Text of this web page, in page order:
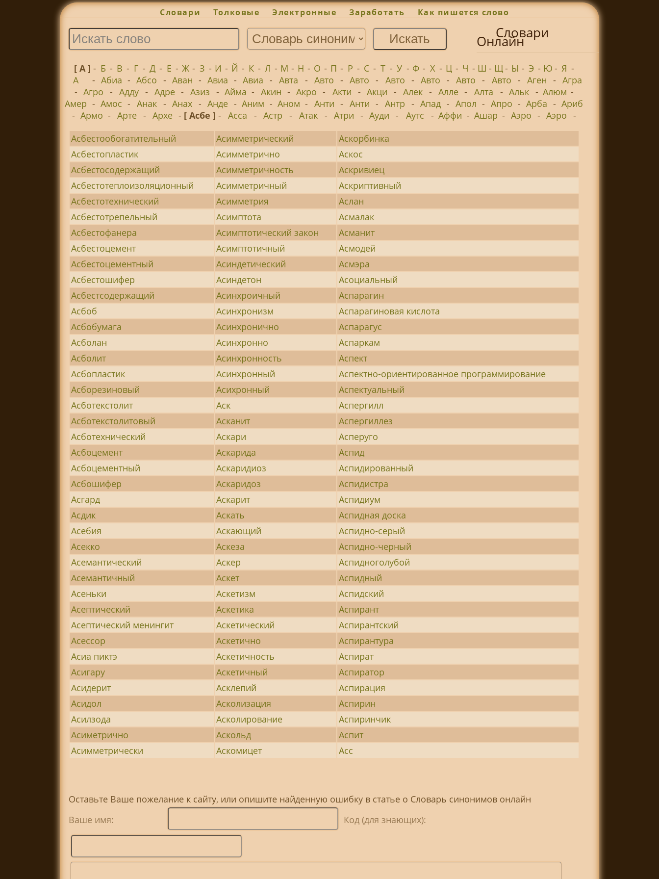
Словари Толковые Электронные Заработать Как пишется слово
Словари
Онлайн
[ А ]- Б - В - Г - Д - Е - Ж - З - И - Й - К - Л - М - Н - О - П - Р - С - Т - У - Ф - Х - Ц - Ч - Ш - Щ- Ы - Э - Ю - Я -
А
- Абиа - Абсо - Аван - Авиа - Авиа - Авта - Авто - Авто - Авто - Авто - Авто - Авто - Аген - Агра
- Агро - Адду - Адре - Азиз - Айма - Акин - Акро - Акти - Акци - Алек - Алле - Алта - Альк - Алюм -
Амер - Амос - Анак - Анах - Анде - Аним - Аном - Анти - Анти - Антр - Апад - Апол - Апро - Арба - Ариб
- Армо - Арте - Архе - [ Асбе ]- Асса - Астр - Атак - Атри - Ауди - Аутс - Аффи - Ашар - Аэро - Аэро -
Асбестообогатительный
Асимметрический
Аскорбинка
Асбестопластик
Асимметрично
Аскос
Асбестосодержащий
Асимметричность
Аскривиец
Асбестотеплоизоляционный
Асимметричный
Аскриптивный
Асбестотехнический
Асимметрия
Аслан
Асбестотрепельный
Асимптота
Асмалак
Асбестофанера
Асимптотический закон
Асманит
Асбестоцемент
Асимптотичный
Асмодей
Асбестоцементный
Асиндетический
Асмэра
Асбестошифер
Асиндетон
Асоциальный
Асбестсодержащий
Асинхроичный
Аспарагин
Асбоб
Асинхронизм
Аспарагиновая кислота
Асбобумага
Асинхронично
Аспарагус
Асболан
Асинхронно
Аспаркам
Асболит
Асинхронность
Аспект
Асбопластик
Асинхронный
Аспектно-ориентированное программирование
Асборезиновый
Асихронный
Аспектуальный
Асботекстолит
Аск
Аспергилл
Асботекстолитовый
Асканит
Аспергиллез
Асботехнический
Аскари
Асперуго
Асбоцемент
Аскарида
Аспид
Асбоцементный
Аскаридиоз
Аспидированный
Асбошифер
Аскаридоз
Аспидистра
Асгард
Аскарит
Аспидиум
Асдик
Аскать
Аспидная доска
Асебия
Аскающий
Аспидно-серый
Асекко
Аскеза
Аспидно-черный
Асемантический
Аскер
Аспидноголубой
Асемантичный
Аскет
Аспидный
Асеньки
Аскетизм
Аспидский
Асептический
Аскетика
Аспирант
Асептический менингит
Аскетический
Аспирантский
Асессор
Аскетично
Аспирантура
Асиа пиктэ
Аскетичность
Аспират
Асигару
Аскетичный
Аспиратор
Асидерит
Асклепий
Аспирация
Асидол
Асколизация
Аспирин
Асилзода
Асколирование
Аспиринчик
Асиметрично
Аскольд
Аспит
Асимметрически
Аскомицет Асс
Оставьте Ваше пожелание к сайту, или опишите найденную ошибку в статье о Словарь синонимов онлайн
Ваше имя:
Код (для знающих):